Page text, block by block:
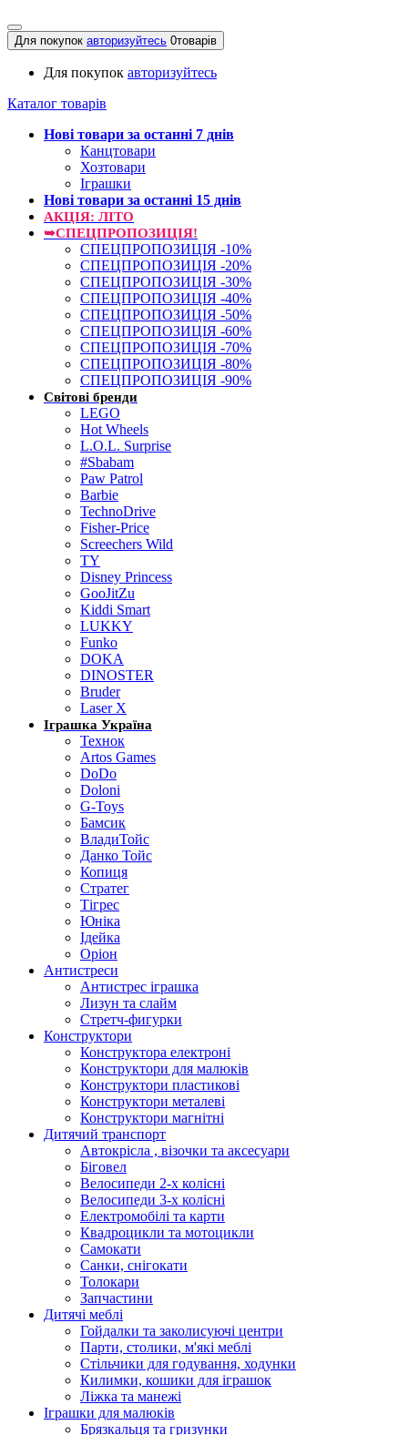
Для покупок авторизуйтесь 0товарів
Для покупок авторизуйтесь
Каталог товарів
Нові товари за останнi 7 днiв
Канцтовари
Хозтовари
Іграшки
Нові товари за останнi 15 днiв
АКЦІЯ: ЛІТО
➥СПЕЦПРОПОЗИЦІЯ!
СПЕЦПРОПОЗИЦІЯ -10%
СПЕЦПРОПОЗИЦІЯ -20%
СПЕЦПРОПОЗИЦІЯ -30%
СПЕЦПРОПОЗИЦІЯ -40%
СПЕЦПРОПОЗИЦІЯ -50%
СПЕЦПРОПОЗИЦІЯ -60%
СПЕЦПРОПОЗИЦІЯ -70%
СПЕЦПРОПОЗИЦІЯ -80%
СПЕЦПРОПОЗИЦІЯ -90%
Світові бренди
LEGO
Hot Wheels
L.O.L. Surprise
#Sbabam
Paw Patrol
Barbie
TechnoDrive
Fisher-Price
Screechers Wild
TY
Disney Princess
GooJitZu
Kiddi Smart
LUKKY
Funko
DOKA
DINOSTER
Bruder
Laser X
Іграшка Україна
Технок
Artos Games
DoDo
Doloni
G-Toys
Бамсик
ВладиТойс
Данко Тойс
Копиця
Стратег
Тігрес
Юніка
Ідейка
Оріон
Антистреси
Антистрес іграшка
Лизун та слайм
Стретч-фигурки
Конструктори
Конструктора електроні
Конструктори для малюків
Конструктори пластикові
Конструктори металеві
Конструктори магнітні
Дитячий транспорт
Автокрісла , візочки та аксесуари
Біговел
Велосипеди 2-х колісні
Велосипеди 3-х колісні
Електромобілі та карти
Квадроцикли та мотоцикли
Самокати
Санки, снігокати
Толокари
Запчастини
Дитячі меблі
Гойдалки та заколисуючі центри
Парти, столики, м'які меблі
Стільчики для годування, ходунки
Килимки, кошики для іграшок
Ліжка та манежі
Іграшки для малюків
Брязкальця та гризунки